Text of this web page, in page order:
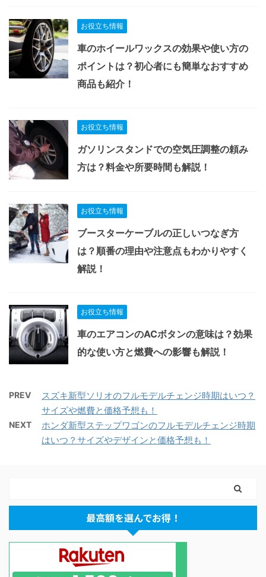
お役立ち情報
車のホイールワックスの効果や使い方の
ポイントは？初心者にも簡単なおすすめ
商品も紹介！
お役立ち情報
ガソリンスタンドでの空気圧調整の頼み
方は？料金や所要時間も解説！
お役立ち情報
ブースターケーブルの正しいつなぎ方
は？順番の理由や注意点もわかりやすく
解説！
お役立ち情報
車のエアコンのACボタンの意味は？効果
的な使い方と燃費への影響も解説！
PREV
スズキ新型ソリオのフルモデルチェンジ時期はいつ？
サイズや燃費と価格予想も！
NEXT
ホンダ新型ステップワゴンのフルモデルチェンジ時期
はいつ？サイズやデザインと価格予想も！
最高額を選んでお得！